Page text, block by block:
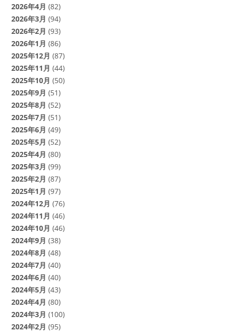
2026年4月 (82)
2026年3月 (94)
2026年2月 (93)
2026年1月 (86)
2025年12月 (87)
2025年11月 (44)
2025年10月 (50)
2025年9月 (51)
2025年8月 (52)
2025年7月 (51)
2025年6月 (49)
2025年5月 (52)
2025年4月 (80)
2025年3月 (99)
2025年2月 (87)
2025年1月 (97)
2024年12月 (76)
2024年11月 (46)
2024年10月 (46)
2024年9月 (38)
2024年8月 (48)
2024年7月 (40)
2024年6月 (40)
2024年5月 (43)
2024年4月 (80)
2024年3月 (100)
2024年2月 (95)